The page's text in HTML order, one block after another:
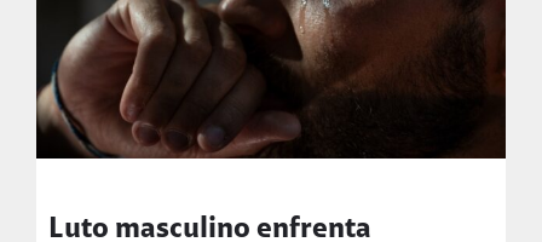
Luto masculino enfrenta